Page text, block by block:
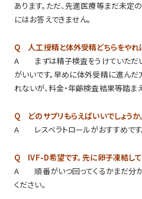
あります。ただ、先進医療等まだ未
にはお答えできません。
Q 人工授精と体外受精どちらをやれ
A まずは精子検査をうけていただ
がいいです。早めに体外受精に進ん
れないが、料金・年齢検査結果等踏ま
Q どのサプリもらえばいいでしょうか。
A レスベラトロールがおすすめです
Q IVF-D希望です。先に卵子凍結して
A 順番がいつ回ってくるかまだ分か
ください。